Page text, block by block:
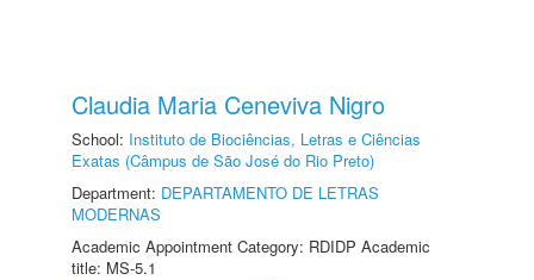
Claudia Maria Ceneviva Nigro
School: Instituto de Biociências, Letras e Ciências
Exatas (Câmpus de São José do Rio Preto)
Department: DEPARTAMENTO DE LETRAS
MODERNAS
Academic Appointment Category: RDIDP Academic
title: MS-5.1